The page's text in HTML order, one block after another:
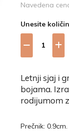
Navedena
Unesite
Letnji sjaj i
bojama.
rodijumom
Prečnik: 0.9cm.